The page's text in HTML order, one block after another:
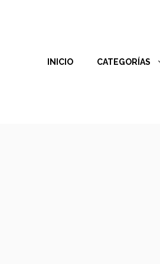
INICIO CATEGORÍAS